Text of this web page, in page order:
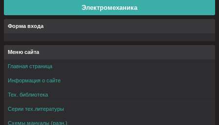
Электромеханика
Форма входа
Меню сайта
Главная страница
Информация о сайте
Тех. библиотека
Серии тех.литературы
Схемы,мануалы (разн.)